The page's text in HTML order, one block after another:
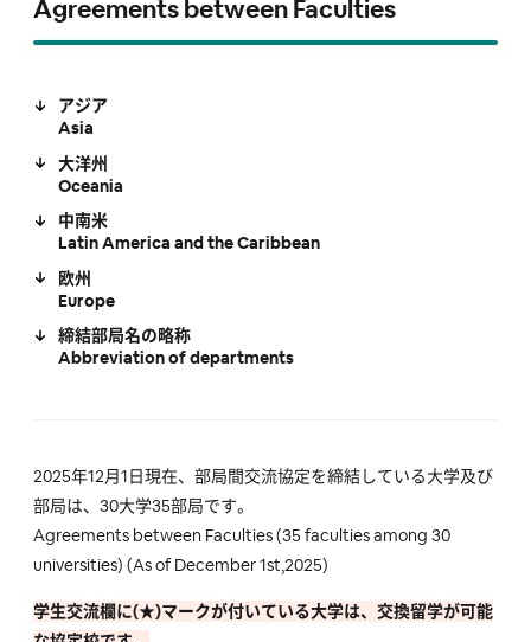
Agreements between Faculties
アジア
Asia
大洋州
Oceania
中南米
Latin America and the Caribbean
欧州
Europe
締結部局名の略称
Abbreviation of departments
2025年12月1日現在、部局間交流協定を締結している大学及び
部局は、30大学35部局です。
Agreements between Faculties (35 faculties among 30
universities) (As of December 1st,2025)
学生交流欄に(★)マークが付いている大学は、交換留学が可能